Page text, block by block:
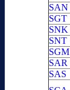
SAN
SGT
SNK
SNT
SGM
SAR
SAS